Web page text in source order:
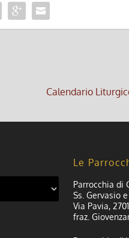
Calendario
Le
Parrocchia di
Ss. Gervasio
Via Pavia,
fraz.